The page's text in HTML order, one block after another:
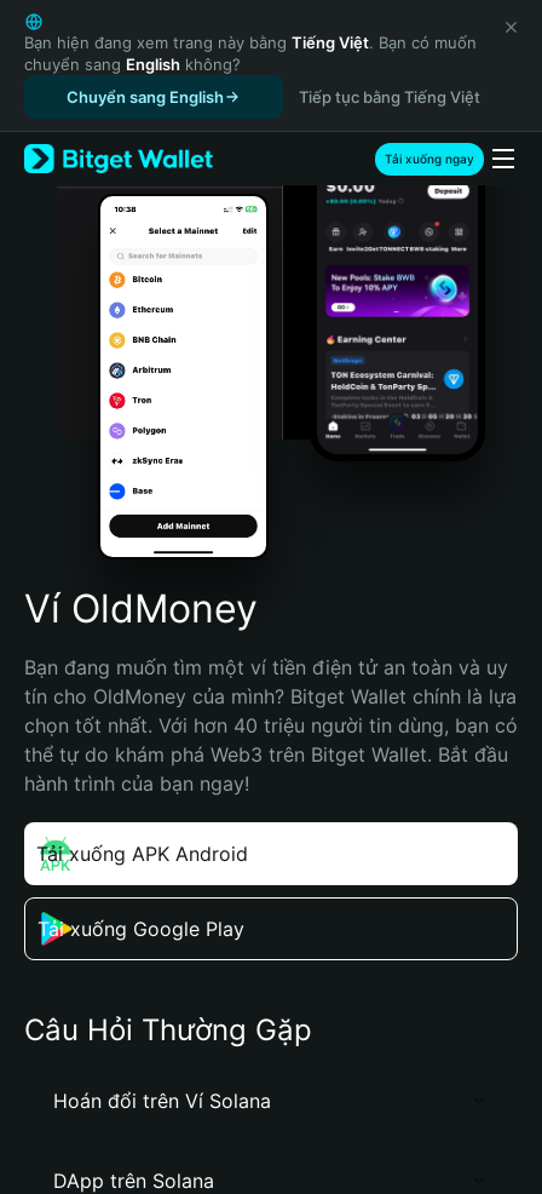
English
日本語
Tiếng Việt
Русский
Español (Latinoamérica)
Türkçe
Italiano
Português (Portugal)
Bahasa Indonesia
Português (Brasil)
Español (Argentina)
Bạn hiện đang xem trang này bằng Tiếng Việt. Bạn có muốn
chuyển sang English không?
Chuyển sang English
Tiếp tục bằng Tiếng Việt
Tải xuống ngay
Ví OldMoney
Bạn đang muốn tìm một ví tiền điện tử an toàn và uy
tín cho OldMoney của mình? Bitget Wallet chính là lựa
chọn tốt nhất. Với hơn 40 triệu người tin dùng, bạn có
thể tự do khám phá Web3 trên Bitget Wallet. Bắt đầu
hành trình của bạn ngay!
Tải xuống APK Android
Tải xuống Google Play
Câu Hỏi Thường Gặp
Hoán đổi trên Ví Solana
DApp trên Solana